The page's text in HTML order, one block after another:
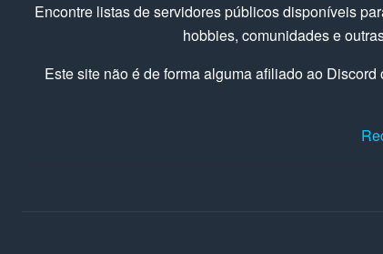
Encontre listas de servidores públicos disponíveis
hobbies, comunidades e
Este site não é de forma alguma afiliado ao